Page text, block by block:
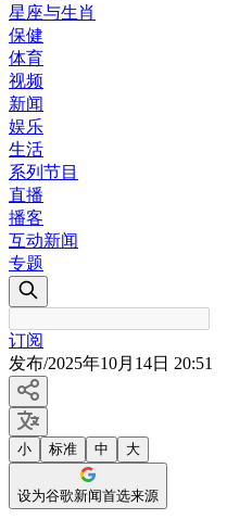
星座与生肖
保健
体育
视频
新闻
娱乐
生活
系列节目
直播
播客
互动新闻
专题
订阅
发布/2025年10月14日 20:51
小 标准 中 大
设为谷歌新闻首选来源